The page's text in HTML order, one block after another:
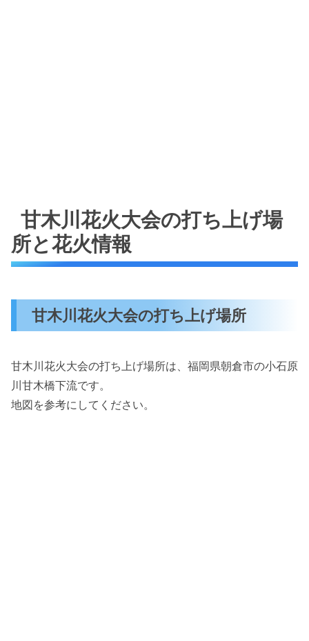
甘木川花火大会の打ち上げ場
所と花火情報
甘木川花火大会の打ち上げ場所
甘木川花火大会の打ち上げ場所は、福岡県朝倉市の小石原
川甘木橋下流です。
地図を参考にしてください。